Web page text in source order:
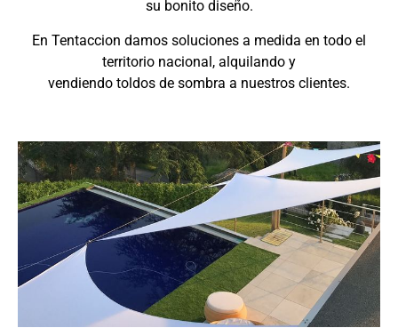
su bonito diseño.
En Tentaccion damos soluciones a medida en todo el
territorio nacional, alquilando y
vendiendo toldos de sombra a nuestros clientes.